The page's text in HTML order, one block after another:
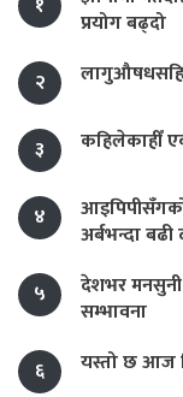
प्रयोग बढ्दो
२
३ कहिलेकाहीँ
४
अर्बभन्दा
५
देशभर मनसुनी
सम्भावना
६
यस्तो छ आज